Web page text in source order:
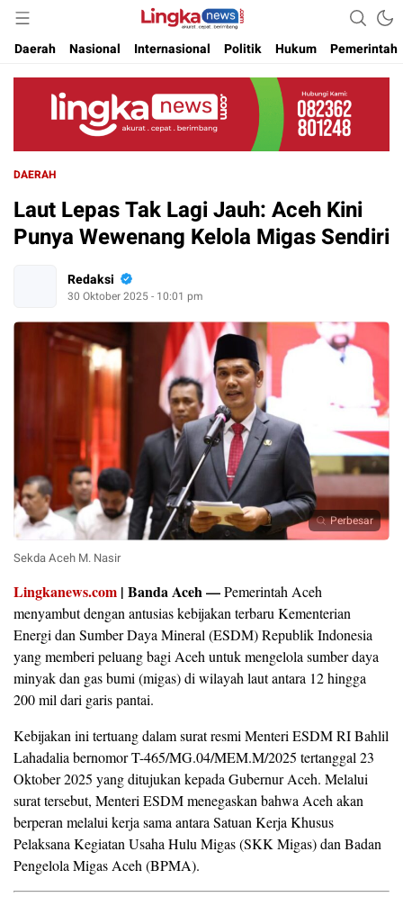
Lingkanews
Akurat. Cepat & Berimbang
Daerah
Nasional Internasional Politik Hukum Pemerintah
DAERAH
Laut Lepas Tak Lagi Jauh: Aceh Kini
Punya Wewenang Kelola Migas Sendiri
Redaksi
30 Oktober 2025 - 10:01 pm
Perbesar
Sekda Aceh M. Nasir
Lingkanews.com | Banda Aceh —Pemerintah Aceh
menyambut dengan antusias kebijakan terbaru Kementerian
Energi dan Sumber Daya Mineral (ESDM) Republik Indonesia
yang memberi peluang bagi Aceh untuk mengelola sumber daya
minyak dan gas bumi (migas) di wilayah laut antara 12 hingga
200 mil dari garis pantai.
Kebijakan ini tertuang dalam surat resmi Menteri ESDM RI Bahlil
Lahadalia bernomor T-465/MG.04/MEM.M/2025 tertanggal 23
Oktober 2025 yang ditujukan kepada Gubernur Aceh. Melalui
surat tersebut, Menteri ESDM menegaskan bahwa Aceh akan
berperan melalui kerja sama antara Satuan Kerja Khusus
Pelaksana Kegiatan Usaha Hulu Migas (SKK Migas) dan Badan
Pengelola Migas Aceh (BPMA).